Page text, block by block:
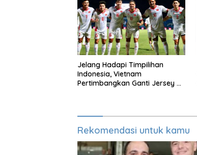
Jelang Hadapi Timpilihan
Indonesia, Vietnam
Pertimbangkan Ganti Jersey Di
Rekomendasi untuk kamu